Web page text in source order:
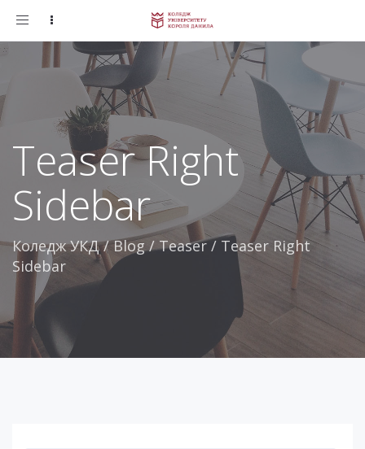
Toggle
Teaser Right
Sidebar
Коледж УКД/Blog/Teaser/ Teaser Right
Sidebar